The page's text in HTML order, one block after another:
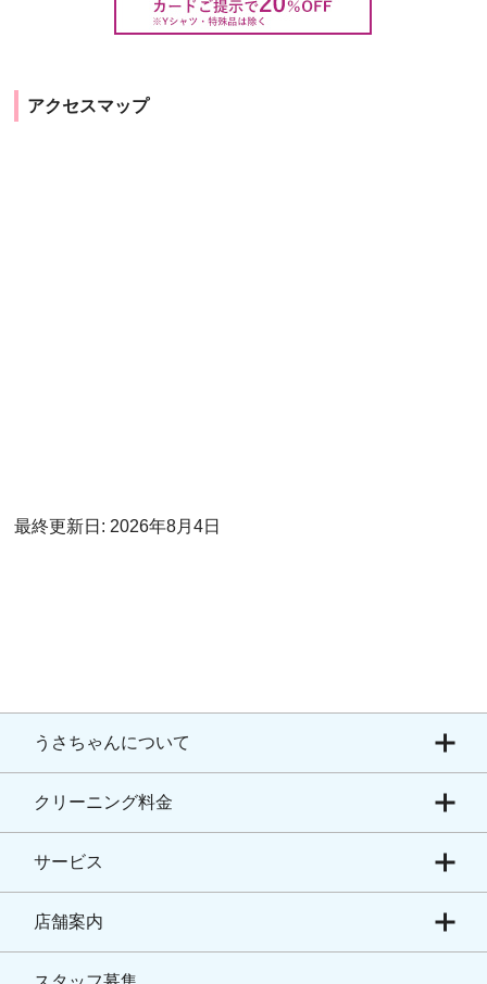
アクセスマップ
最終更新日: 2026年8月4日
うさちゃんについて
クリーニング料金
サービス
店舗案内